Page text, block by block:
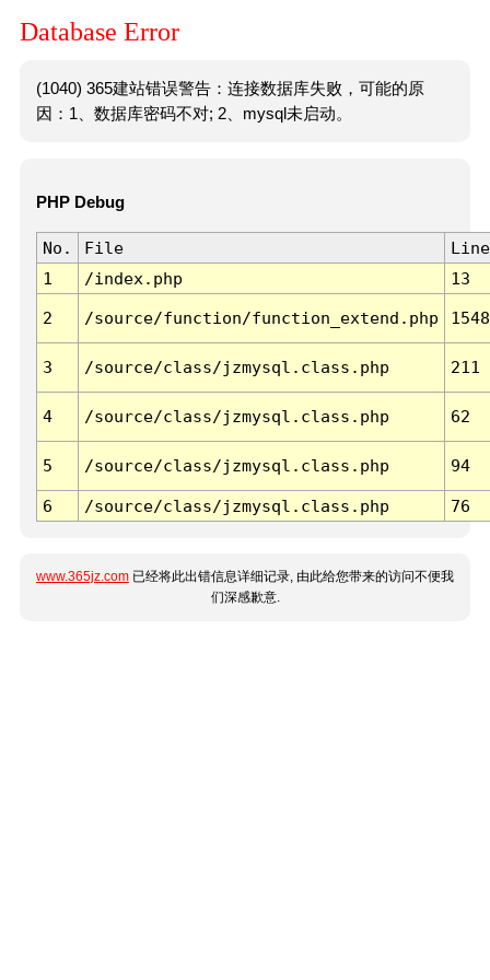
Database Error
(1040) 365建站错误警告：连接数据库失败，可能的原
因：1、数据库密码不对; 2、mysql未启动。
PHP Debug
No. File
Line
1
/index.php 13
2 /source/function/function_extend.php 1548
3 /source/class/jzmysql.class.php 211
4 /source/class/jzmysql.class.php 62
5 /source/class/jzmysql.class.php 94
6 /source/class/jzmysql.class.php 76
www.365jz.com 已经将此出错信息详细记录, 由此给您带来的访问不便我
们深感歉意.